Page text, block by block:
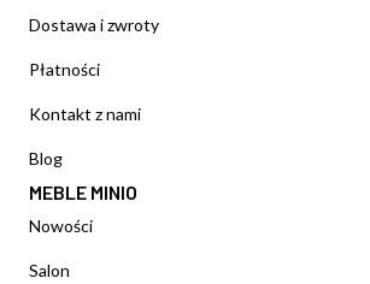
Dostawa i zwroty
Płatności
Kontakt z nami
Blog
MEBLE MINIO
Nowości
Salon